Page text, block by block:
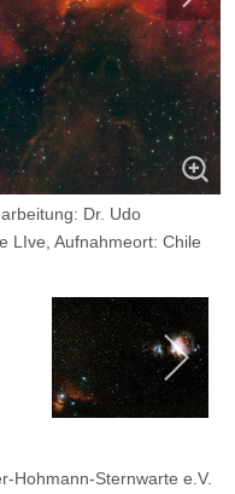
Dr. Udo
LIve, Aufnahmeort: Chile
Belichtungszeit: je
Hohmann-Sternwarte e.V.